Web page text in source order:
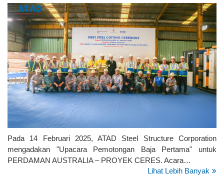
Pada 14 Februari 2025, ATAD Steel Structure Corporation
mengadakan "Upacara Pemotongan Baja Pertama" untuk
PERDAMAN AUSTRALIA – PROYEK CERES. Acara…
Lihat Lebih Banyak